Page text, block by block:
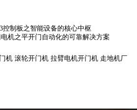
控制板之智能设备的核心中枢
机之平开门自动化的可靠解决方案
机 滚轮开门机 拉臂电机开门机 走地机厂